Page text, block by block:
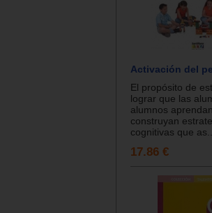
Activación del
El propósito de
lograr que las
alumnos
construyan
cognitivas que
17.86 €